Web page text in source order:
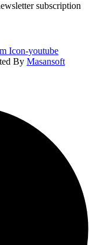
subscription
Icon-youtube
By Masansoft